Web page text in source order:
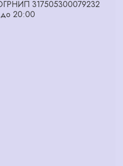
317505300079232
20:00